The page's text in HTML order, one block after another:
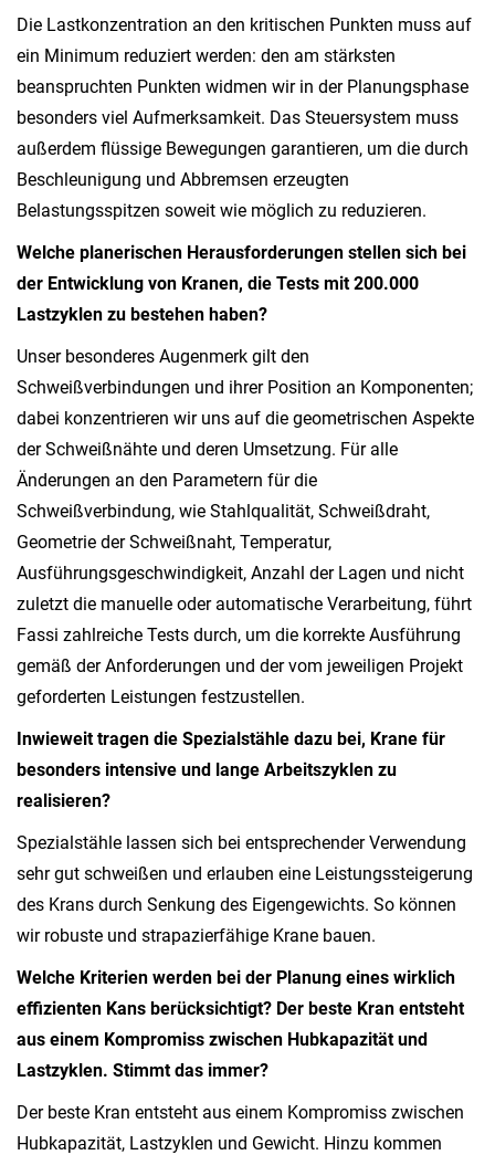
Die Lastkonzentration an den kritischen Punkten muss auf
ein Minimum reduziert werden: den am stärksten
beanspruchten Punkten widmen wir in der Planungsphase
besonders viel Aufmerksamkeit. Das Steuersystem muss
außerdem flüssige Bewegungen garantieren, um die durch
Beschleunigung und Abbremsen erzeugten
Belastungsspitzen soweit wie möglich zu reduzieren.
Welche planerischen Herausforderungen stellen sich bei
der Entwicklung von Kranen, die Tests mit 200.000
Lastzyklen zu bestehen haben?
Unser besonderes Augenmerk gilt den
Schweißverbindungen und ihrer Position an Komponenten;
dabei konzentrieren wir uns auf die geometrischen Aspekte
der Schweißnähte und deren Umsetzung. Für alle
Änderungen an den Parametern für die
Schweißverbindung, wie Stahlqualität, Schweißdraht,
Geometrie der Schweißnaht, Temperatur,
Ausführungsgeschwindigkeit, Anzahl der Lagen und nicht
zuletzt die manuelle oder automatische Verarbeitung, führt
Fassi zahlreiche Tests durch, um die korrekte Ausführung
gemäß der Anforderungen und der vom jeweiligen Projekt
geforderten Leistungen festzustellen.
Inwieweit tragen die Spezialstähle dazu bei, Krane für
besonders intensive und lange Arbeitszyklen zu
realisieren?
Spezialstähle lassen sich bei entsprechender Verwendung
sehr gut schweißen und erlauben eine Leistungssteigerung
des Krans durch Senkung des Eigengewichts. So können
wir robuste und strapazierfähige Krane bauen.
Welche Kriterien werden bei der Planung eines wirklich
effizienten Kans berücksichtigt? Der beste Kran entsteht
aus einem Kompromiss zwischen Hubkapazität und
Lastzyklen. Stimmt das immer?
Der beste Kran entsteht aus einem Kompromiss zwischen
Hubkapazität, Lastzyklen und Gewicht. Hinzu kommen